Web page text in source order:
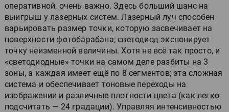
оперативной, очень важно. Здесь больший шанс на
выигрыш у лазерных систем. Лазерный луч способен
варьировать размер точки, которую засвечивает на
поверхности фотобарабана; светодиод экспонирует
точку неизменной величины. Хотя не всё так просто, и
«светодиодные» точки на самом деле разбиты на 3
зоны, а каждая имеет ещё по 8 сегментов; эта сложная
система и обеспечивает тоновые переходы на
изображении и различные плотности цвета (как легко
подсчитать — 24 градации). Управляя интенсивностью